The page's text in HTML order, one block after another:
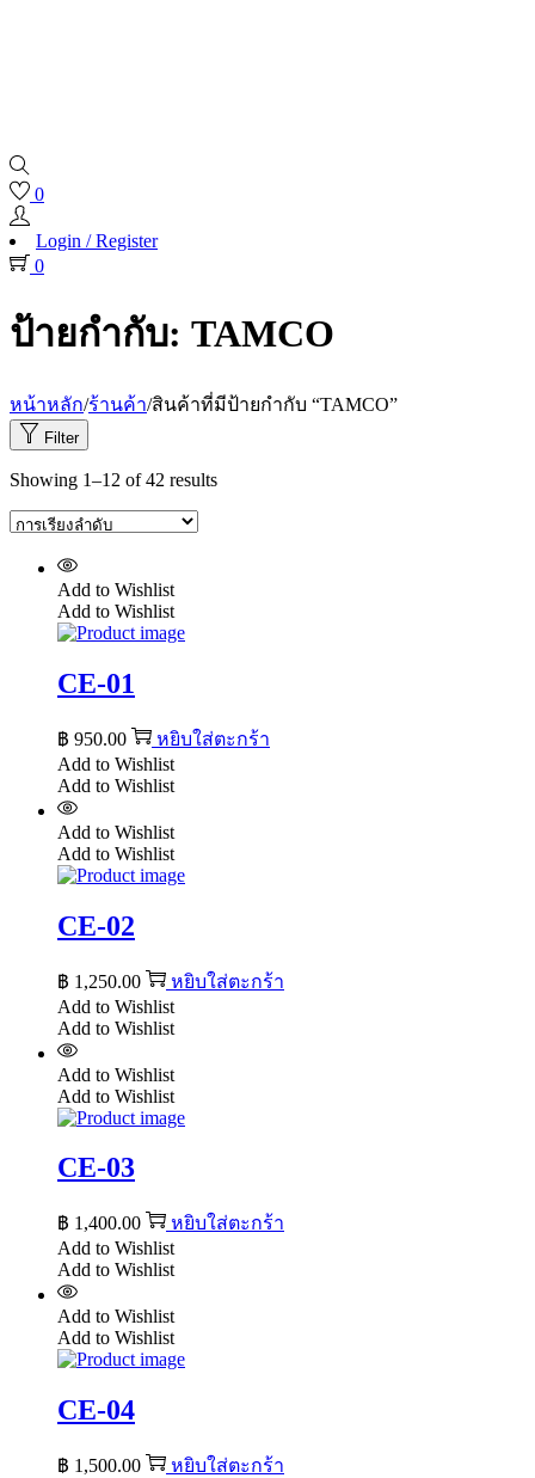
0
Login / Register
0
ป้ายกำกับ: TAMCO
หน้าหลัก/ร้านค้า/สินค้าที่มีป้ายกำกับ “TAMCO”
Filter
Showing 1–12 of 42 results
Add to Wishlist
Add to Wishlist
CE-01
฿ 950.00
หยิบใส่ตะกร้า
Add to Wishlist
Add to Wishlist
Add to Wishlist
Add to Wishlist
CE-02
฿ 1,250.00
หยิบใส่ตะกร้า
Add to Wishlist
Add to Wishlist
Add to Wishlist
Add to Wishlist
CE-03
฿ 1,400.00
หยิบใส่ตะกร้า
Add to Wishlist
Add to Wishlist
Add to Wishlist
Add to Wishlist
CE-04
฿ 1,500.00
หยิบใส่ตะกร้า